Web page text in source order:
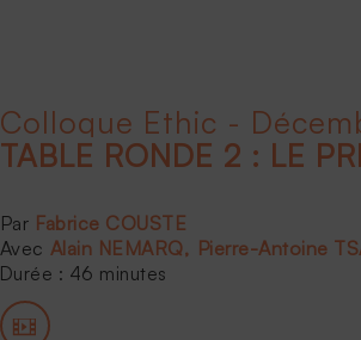
Colloque Ethic -
TABLE RONDE 2 : LE
Fabrice COUSTE
Alain NEMARQ
Pierre-Antoine
Durée : 46 minutes